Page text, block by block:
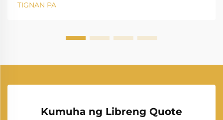
TIGNAN PA
Kumuha ng Libreng Quote